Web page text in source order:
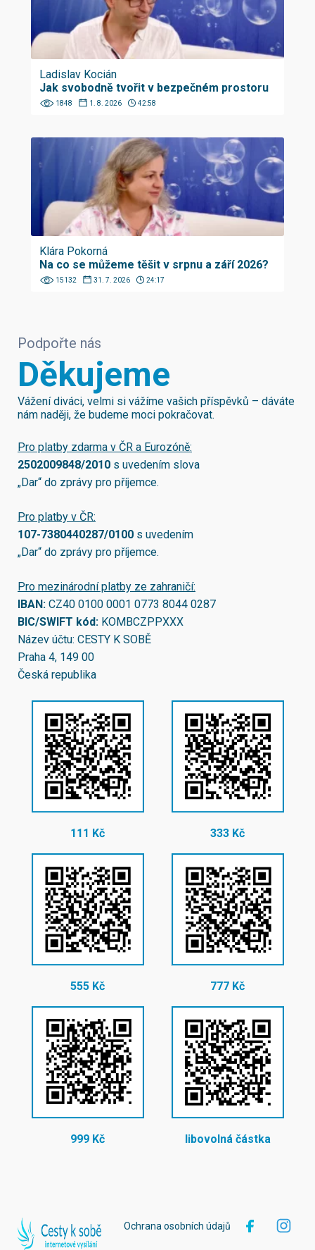
Ladislav Kocián
Jak svobodně tvořit v bezpečném prostoru
1848 1. 8. 2026 42:58
Klára Pokorná
Na co se můžeme těšit v srpnu a září 2026?
15132 31. 7. 2026 24:17
Podpořte nás
Děkujeme
Vážení diváci, velmi si vážíme vašich příspěvků – dáváte
nám naději, že budeme moci pokračovat.
Pro platby zdarma v ČR a Eurozóně:
2502009848/2010 s uvedením slova
„Dar“ do zprávy pro příjemce.
Pro platby v ČR:
107-7380440287/0100 s uvedením
„Dar“ do zprávy pro příjemce.
Pro mezinárodní platby ze zahraničí:
IBAN: CZ40 0100 0001 0773 8044 0287
BIC/SWIFT kód: KOMBCZPPXXX
Název účtu: CESTY K SOBĚ
Praha 4, 149 00
Česká republika
111 Kč 333 Kč
555 Kč 777 Kč
999 Kč libovolná částka
Ochrana osobních údajů